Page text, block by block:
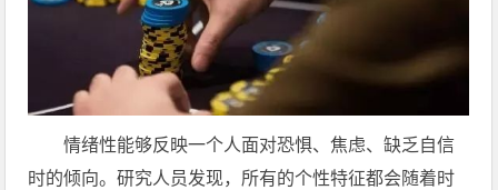
情绪性能够反映一个人面对恐惧、焦虑、缺乏自信
时的倾向。研究人员发现，所有的个性特征都会随着时